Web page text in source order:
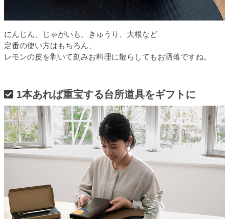
にんじん、じゃがいも。きゅうり、大根など
定番の使い方はもちろん、
レモンの皮を剥いて刻みお料理に散らしてもお洒落ですね。
1本あれば重宝する台所道具をギフトに